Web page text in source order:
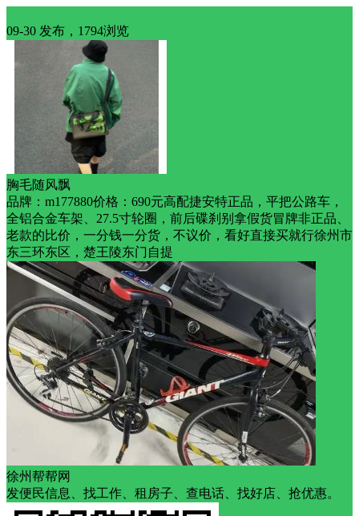
09-30 发布，1794浏览
胸毛随风飘
品牌：m177880价格：690元高配捷安特正品，平把公路车，
全铝合金车架、27.5寸轮圈，前后碟刹别拿假货冒牌非正品、
老款的比价，一分钱一分货，不议价，看好直接买就行徐州市
东三环东区，楚王陵东门自提
徐州帮帮网
发便民信息、找工作、租房子、查电话、找好店、抢优惠。